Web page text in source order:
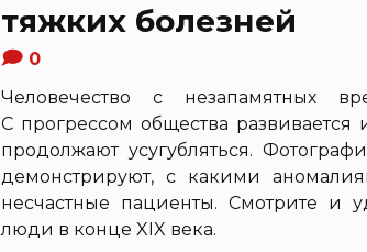
тяжких болезней
0
Человечество с незапамятных
С прогрессом общества
продолжают усугубляться.
демонстрируют, с какими
несчастные пациенты. Смотрите и
люди в конце XIX века.